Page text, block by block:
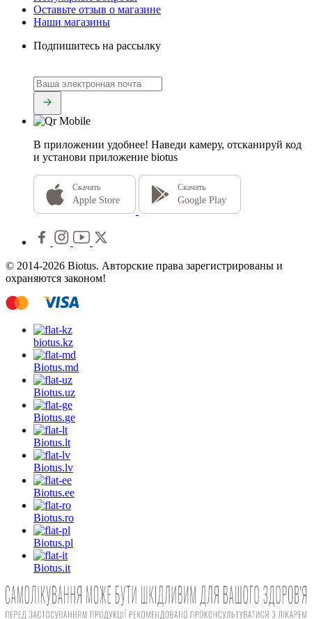
Оставьте отзыв о магазине
Наши магазины
Подпишитесь на рассылку
В приложении удобнее! Наведи камеру, отсканируй код
и установи приложение biotus
Скачать
Apple Store
Скачать
Google Play
© 2014-2026 Biotus. Авторские права зарегистрированы и
охраняются законом!
biotus.kz
Biotus.md
Biotus.uz
Biotus.ge
Biotus.lt
Biotus.lv
Biotus.ee
Biotus.ro
Biotus.pl
Biotus.it